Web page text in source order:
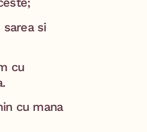
si
cu
cu mana